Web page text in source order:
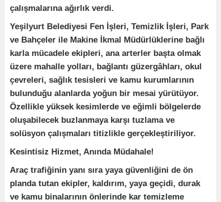
çalışmalarına ağırlık verdi.
Yeşilyurt Belediyesi Fen İşleri, Temizlik İşleri, Park
ve Bahçeler ile Makine İkmal Müdürlüklerine bağlı
karla mücadele ekipleri, ana arterler başta olmak
üzere mahalle yolları, bağlantı güzergâhları, okul
çevreleri, sağlık tesisleri ve kamu kurumlarının
bulunduğu alanlarda yoğun bir mesai yürütüyor.
Özellikle yüksek kesimlerde ve eğimli bölgelerde
oluşabilecek buzlanmaya karşı tuzlama ve
solüsyon çalışmaları titizlikle gerçekleştiriliyor.
Kesintisiz Hizmet, Anında Müdahale!
Araç trafiğinin yanı sıra yaya güvenliğini de ön
planda tutan ekipler, kaldırım, yaya geçidi, durak
ve kamu binalarının önlerinde kar temizleme